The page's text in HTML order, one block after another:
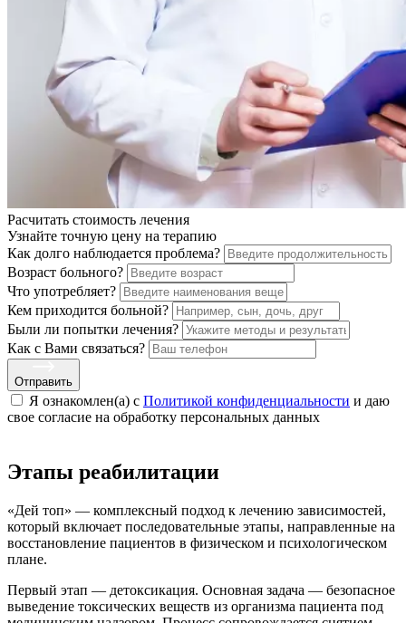
Расчитать стоимость лечения
Узнайте точную цену на терапию
Как долго наблюдается проблема?
Возраст больного?
Что употребляет?
Кем приходится больной?
Были ли попытки лечения?
Как с Вами связаться?
Отправить
Я ознакомлен(а) с Политикой конфиденциальности и даю
свое cогласие на обработку персональных данных
Этапы реабилитации
«Дей топ» — комплексный подход к лечению зависимостей,
который включает последовательные этапы, направленные на
восстановление пациентов в физическом и психологическом
плане.
Первый этап — детоксикация. Основная задача — безопасное
выведение токсических веществ из организма пациента под